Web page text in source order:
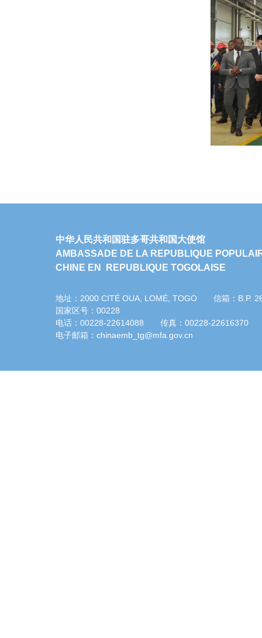
中华人民共和国驻多哥共和国大使馆
AMBASSADE DE LA REPUBLIQUE
CHINE EN REPUBLIQUE TOGOLAISE
地址：2000 CITÉ OUA, LOMÉ, TOGO 信箱：
国家区号：00228
电话：00228-22614088 传真：00228-22616370
电子邮箱：chinaemb_tg@mfa.gov.cn